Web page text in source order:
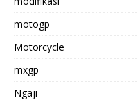
motogp
Motorcycle
mxgp
Ngaji